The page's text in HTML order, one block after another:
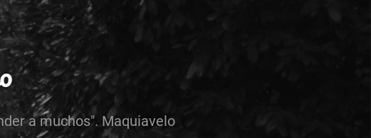
a muchos". Maquiavelo